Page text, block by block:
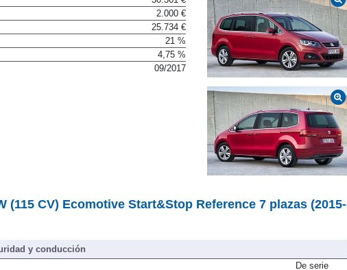
2.000 €
25.734 €
21 %
4,75 %
09/2017
(115 CV) Ecomotive Start&Stop Reference 7 plazas (2015-
y conducción
De serie